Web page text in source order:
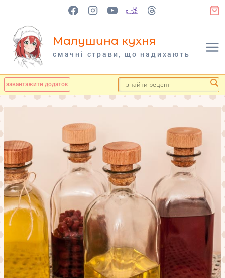
вмісту
Малушина кухня
cмачні страви, що надихають
завантажити додаток